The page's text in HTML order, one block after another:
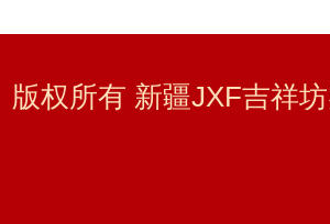
版权所有 新疆JXF吉祥